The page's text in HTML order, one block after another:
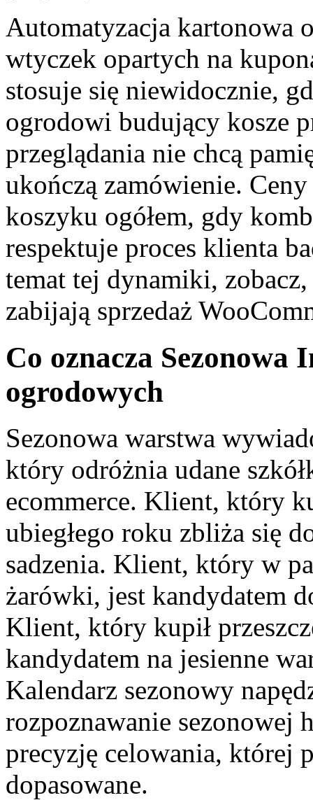
Automatyzacja kartonowa
wtyczek opartych na
stosuje się niewidocznie,
ogrodowi budujący kosze
przeglądania nie chcą
ukończą zamówienie.
koszyku ogółem, gdy
respektuje proces klienta
temat tej dynamiki,
zabijają sprzedaż
Co oznacza Sezonowa
ogrodowych
Sezonowa warstwa
który odróżnia udane
ecommerce. Klient, który
ubiegłego roku zbliża się
sadzenia. Klient, który w
żarówki, jest kandydatem
Klient, który kupił
kandydatem na jesienne
Kalendarz sezonowy
rozpoznawanie sezonowej
precyzję celowania, której
dopasowane.